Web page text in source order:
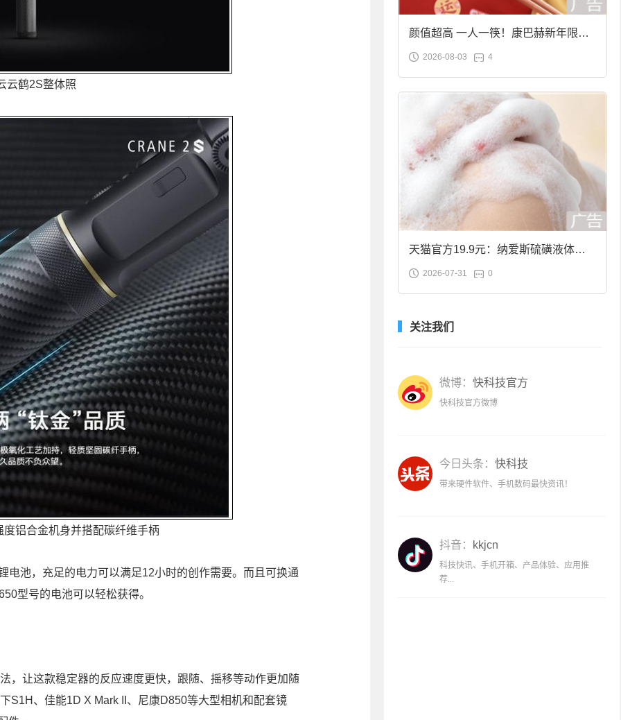
云鹤2S整体照
铝合金机身并搭配碳纤维手柄
电池，充足的电力可以满足12小时的创作需要。而且可换通
型号的电池可以轻松获得。
，让这款稳定器的反应速度更快，跟随、摇移等动作更加随
S1H、佳能1D X Mark II、尼康D850等大型相机和配套镜
颜值超高 一人一筷！康巴赫新年限定
合金筷子大促：19.9元
2026-08-03 4
天猫官方19.9元：纳爱斯硫磺液体香
皂2斤大促
2026-07-31 0
关注我们
微博： 快科技官方
快科技官方微博
今日头条： 快科技
带来硬件软件、手机数码最快资讯！
抖音： kkjcn
科技快讯、手机开箱、产品体验、应用推
荐...